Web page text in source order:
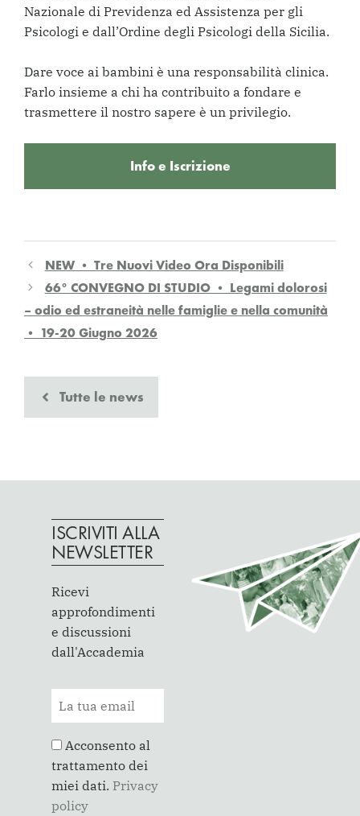
Nazionale di Previdenza ed Assistenza per gli
Psicologi e dall’Ordine degli Psicologi della Sicilia.
Dare voce ai bambini è una responsabilità clinica.
Farlo insieme a chi ha contribuito a fondare e
trasmettere il nostro sapere è un privilegio.
Info e Iscrizione
NEW • Tre Nuovi Video Ora Disponibili
66° CONVEGNO DI STUDIO • Legami dolorosi
– odio ed estraneità nelle famiglie e nella comunità
• 19-20 Giugno 2026
Tutte le news
ISCRIVITI ALLA
NEWSLETTER
Ricevi
approfondimenti
e discussioni
dall'Accademia
Acconsento al
trattamento dei
miei dati. Privacy
policy